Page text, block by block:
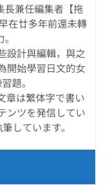
長兼任編集者【拖
在廿多年前還未轉
設計與編輯，與之
開始學習日文的女
題。
章は繁体字で書い
ンツを発信してい
しています。